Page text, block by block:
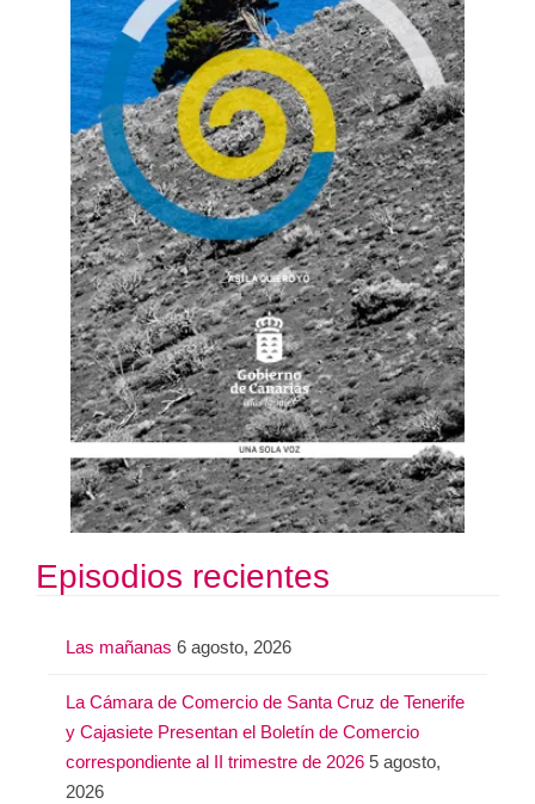
Episodios recientes
Las mañanas 6 agosto, 2026
La Cámara de Comercio de Santa Cruz de Tenerife
y Cajasiete Presentan el Boletín de Comercio
correspondiente al II trimestre de 2026 5 agosto,
2026